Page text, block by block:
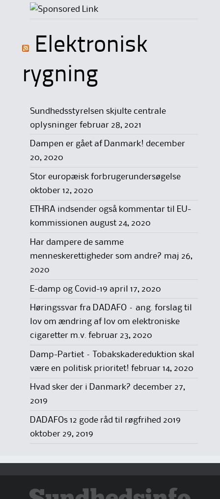
Elektronisk
rygning
Sundhedsstyrelsen skjulte centrale
oplysninger februar 28, 2021
Dampen er gået af Danmark! december
20, 2020
Stor europæisk forbrugerundersøgelse
oktober 12, 2020
ETHRA indsender også kommentar til EU-
kommissionen august 24, 2020
Har dampere de samme
menneskerettigheder som andre? maj 26,
2020
E-damp og Covid-19 april 17, 2020
Høringssvar fra DADAFO – ang. forslag til
lov om ændring af lov om elektroniske
cigaretter m.v. februar 23, 2020
Damp-Partiet – Tobakskadereduktion skal
være en politisk prioritet! februar 14, 2020
Hvad sker der i Danmark? december 27,
2019
DADAFOs 12 gode råd til røgfrihed 2019
oktober 29, 2019